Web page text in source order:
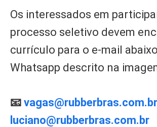
Os interessados em
processo seletivo devem
currículo para o e-mail
Whatsapp descrito na
📧 vagas@rubberbras.com.br
luciano@rubberbras.com.br